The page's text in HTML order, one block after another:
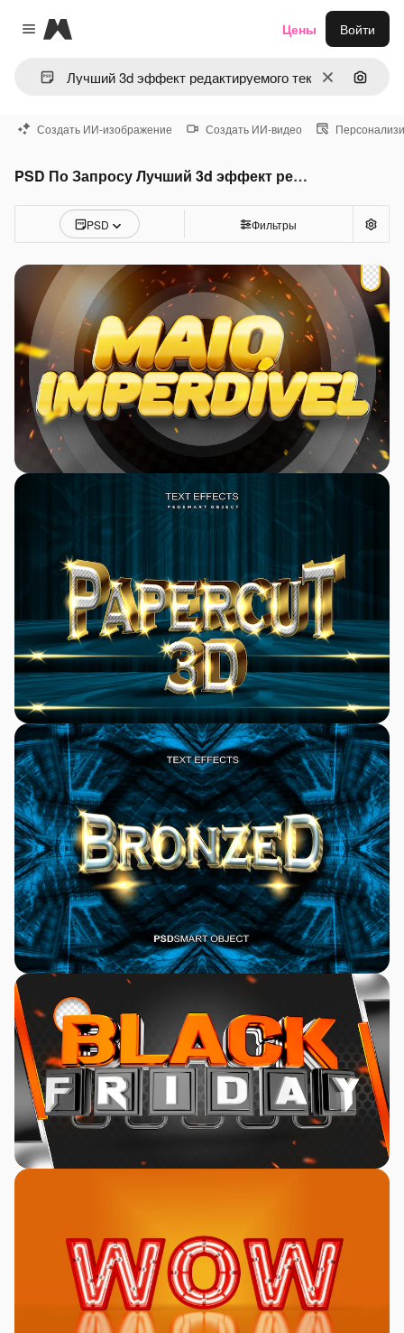
Close menu
Magnific
ОчиститьПоиск
Цены Войти
Создать ИИ-изображение Создать ИИ-видео
PSD По Запросу Лучший 3d эффект редактируемого текста
PSD Фильтры